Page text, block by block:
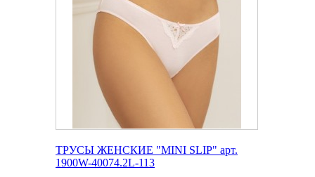
ТРУСЫ ЖЕНСКИЕ "MINI SLIP" арт.
1900W-40074.2L-113